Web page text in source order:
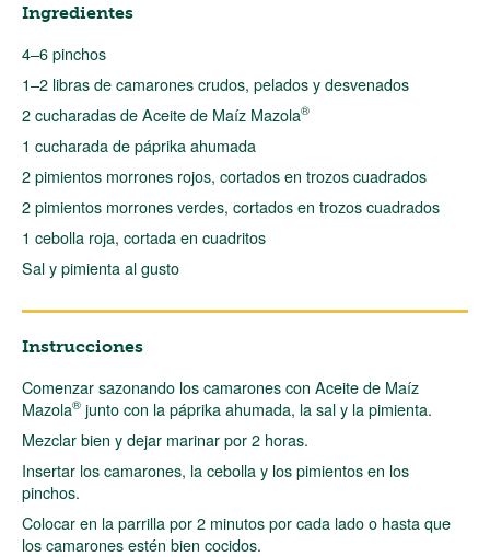
Ingredientes
4–6 pinchos
1–2 libras de camarones crudos, pelados y desvenados
2 cucharadas de Aceite de Maíz Mazola®
1 cucharada de páprika ahumada
2 pimientos morrones rojos, cortados en trozos cuadrados
2 pimientos morrones verdes, cortados en trozos cuadrados
1 cebolla roja, cortada en cuadritos
Sal y pimienta al gusto
Instrucciones
Comenzar sazonando los camarones con Aceite de Maíz
Mazola® junto con la páprika ahumada, la sal y la pimienta.
Mezclar bien y dejar marinar por 2 horas.
Insertar los camarones, la cebolla y los pimientos en los
pinchos.
Colocar en la parrilla por 2 minutos por cada lado o hasta que
los camarones estén bien cocidos.